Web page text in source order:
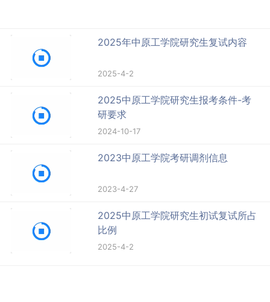
2025年中原工学院研究生复试内容
2025-4-2
2025中原工学院研究生报考条件-考
研要求
2024-10-17
2023中原工学院考研调剂信息
2023-4-27
2025中原工学院研究生初试复试所占
比例
2025-4-2